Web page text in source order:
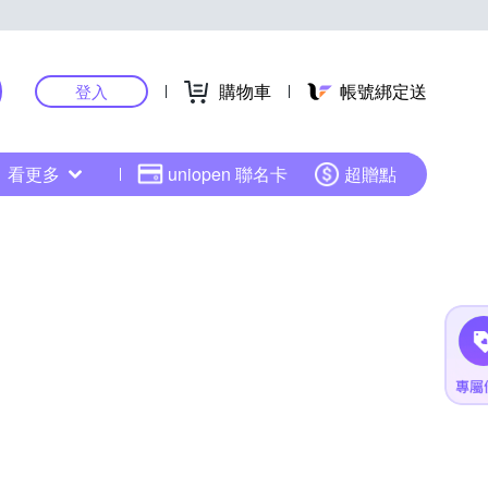
登入 購物車 帳號綁定送
看更多 uniopen 聯名卡 超贈點